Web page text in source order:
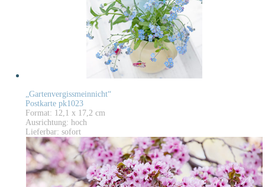
„Gartenvergissmeinnicht“
Postkarte pk1023
Format: 12,1 x 17,2 cm
Ausrichtung: hoch
Lieferbar: sofort